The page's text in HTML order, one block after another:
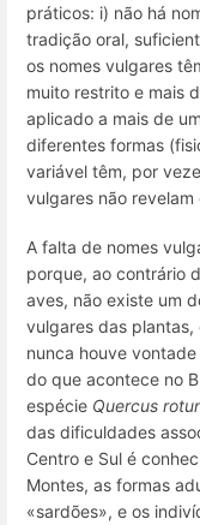
práticos: i) não há
tradição oral,
os nomes vulgares
muito restrito e mais
aplicado a mais de
diferentes formas
variável têm, por
vulgares não
A falta de nomes
porque, ao contrário
aves, não existe um
vulgares das
nunca houve
do que acontece no
espécie Quercus
das dificuldades
Centro e Sul é
Montes, as formas
«sardões», e os